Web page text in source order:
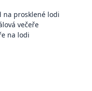
na prosklené lodi
večeře
na lodi